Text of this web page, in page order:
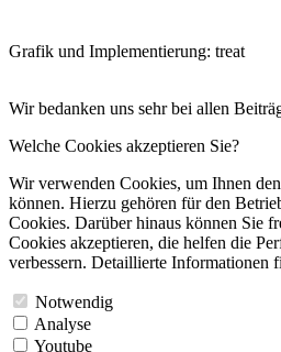
Grafik und Implementierung: treat
Wir bedanken uns sehr bei allen
Welche Cookies akzeptieren Sie?
Wir verwenden Cookies, um Ihnen
können. Hierzu gehören für den
Cookies. Darüber hinaus können Sie
Cookies akzeptieren, die helfen die
verbessern. Detaillierte Informationen
Notwendig
Analyse
Youtube